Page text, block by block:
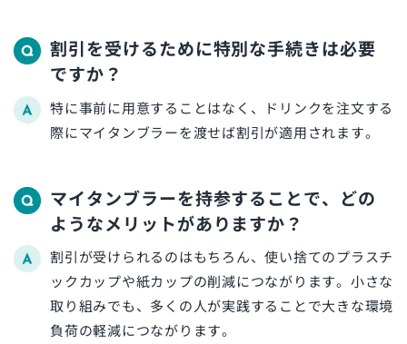
割引を受けるために特別な手続きは必要
ですか？
特に事前に用意することはなく、ドリンクを注文する
際にマイタンブラーを渡せば割引が適用されます。
マイタンブラーを持参することで、どの
ようなメリットがありますか？
割引が受けられるのはもちろん、使い捨てのプラスチ
ックカップや紙カップの削減につながります。小さな
取り組みでも、多くの人が実践することで大きな環境
負荷の軽減につながります。